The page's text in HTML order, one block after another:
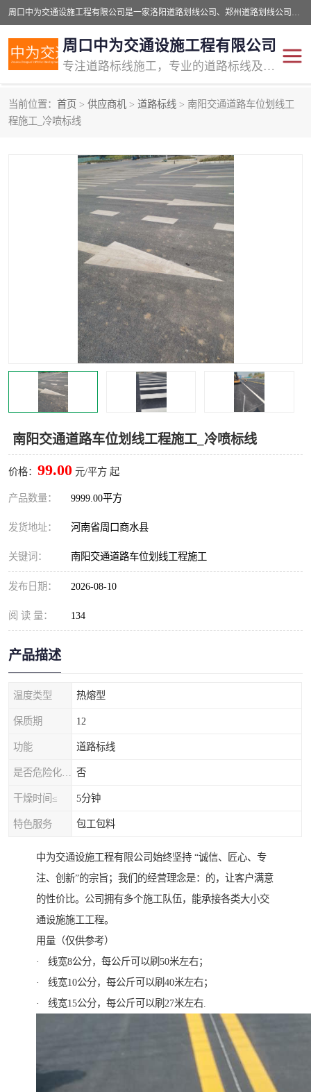
周口中为交通设施工程有限公司是一家洛阳道路划线公司、郑州道路划线公司、平顶山道路车位划线公司、开封车位划线公司、许昌道路车位划线公司、漯河道路车位划线公司，公司始终坚持“诚信、匠心、专注”的宗旨；我们的经营理念是：的服务。
周口中为交通设施工程有限公司
专注道路标线施工，专业的道路标线及交通设施施工服务商!
当前位置： 首页 > 供应商机 > 道路标线 > 南阳交通道路车位划线工
程施工_冷喷标线
南阳交通道路车位划线工程施工_冷喷标线
价格： 99.00 元/平方 起
产品数量： 9999.00平方
发货地址： 河南省周口商水县
关键词： 南阳交通道路车位划线工程施工
发布日期： 2026-08-10
阅 读 量： 134
产品描述
温度类型 热熔型
保质期 12
功能 道路标线
否
干燥时间≤ 5分钟
特色服务 包工包料
中为交通设施工程有限公司始终坚持 “诚信、匠心、专
注、创新”的宗旨；我们的经营理念是：的，让客户满意
的性价比。公司拥有多个施工队伍，能承接各类大小交
通设施施工工程。
用量（仅供参考）
· 线宽8公分，每公斤可以刷50米左右；
· 线宽10公分，每公斤可以刷40米左右；
· 线宽15公分，每公斤可以刷27米左右.
交通道路标线
道路标线划线 马路标线
道路划线